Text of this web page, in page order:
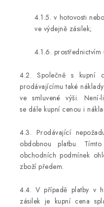
4.1.5. v hotovosti
ve výdejně zásilek;
4.1.6. prostřednictvím
4.2. Společně s kupní
prodávajícímu také
ve smluvené výši.
se dále kupní cenou i
4.3. Prodávající
obdobnou platbu.
obchodních podmínek
zboží předem.
4.4. V případě platby v
zásilek je kupní cena